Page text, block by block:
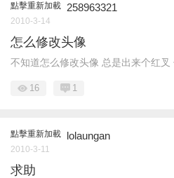
點擊重新加載 258963321
2010-3-14
怎么修改头像
不知道怎么修改头像 总是出来个红
16 1
點擊重新加載 lolaungan
2010-3-11
求助